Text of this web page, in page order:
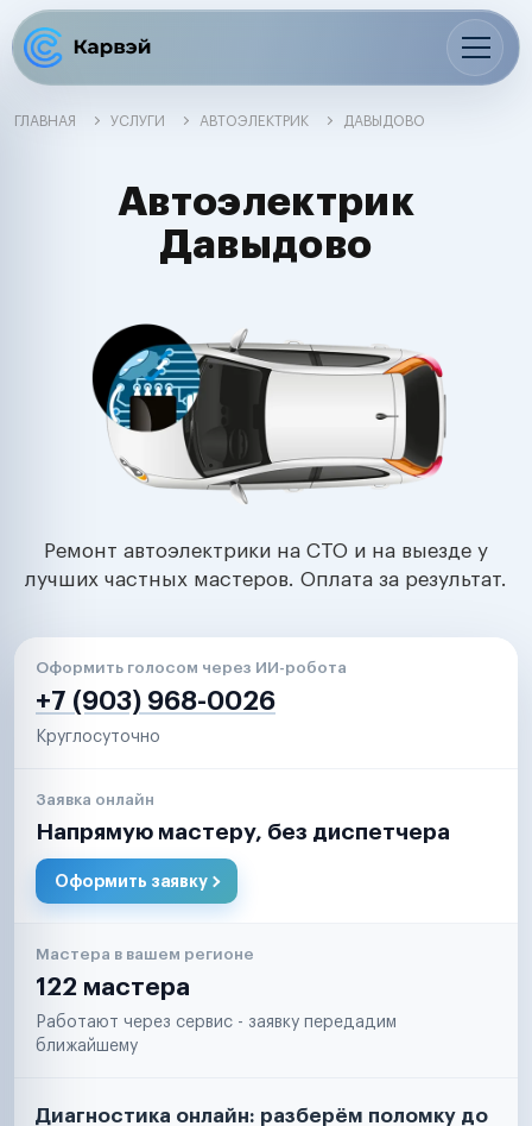
ГЛАВНАЯ УСЛУГИ АВТОЭЛЕКТРИК ДАВЫДОВО
Автоэлектрик
Давыдово
Ремонт автоэлектрики на СТО и на выезде у
лучших частных мастеров. Оплата за результат.
Оформить голосом через ИИ-робота
+7 (903) 968-0026
Круглосуточно
Заявка онлайн
Напрямую мастеру, без диспетчера
Оформить заявку
Мастера в вашем регионе
122 мастера
Работают через сервис - заявку передадим
ближайшему
Диагностика онлайн: разберём поломку до